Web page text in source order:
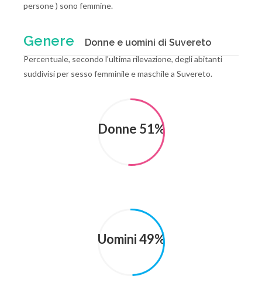
persone ) sono femmine.
Genere Donne e uomini di Suvereto
Percentuale, secondo l'ultima rilevazione, degli abitanti
suddivisi per sesso femminile e maschile a Suvereto.
Donne 51%
Uomini 49%